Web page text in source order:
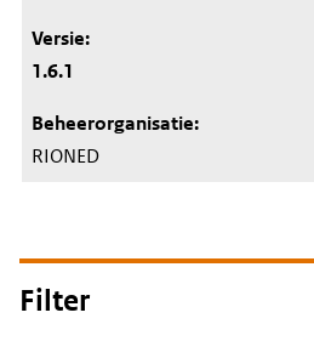
1.6.1
RIONED
Filter